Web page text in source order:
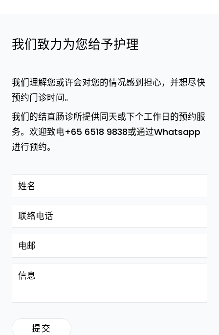
我们致力为您给予护理
我们理解您或许会对您的情况感到担心，并想尽快
预约门诊时间。
我们的结直肠诊所提供同天或下个工作日的预约服
务。欢迎致电+65 6518 9838或通过Whatsapp
进行预约。
姓名
联络电话
电邮
信息
提交